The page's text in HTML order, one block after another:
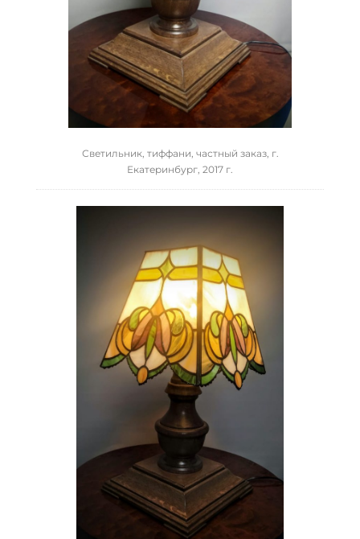
Светильник, тиффани, частный заказ, г.
Екатеринбург, 2017 г.